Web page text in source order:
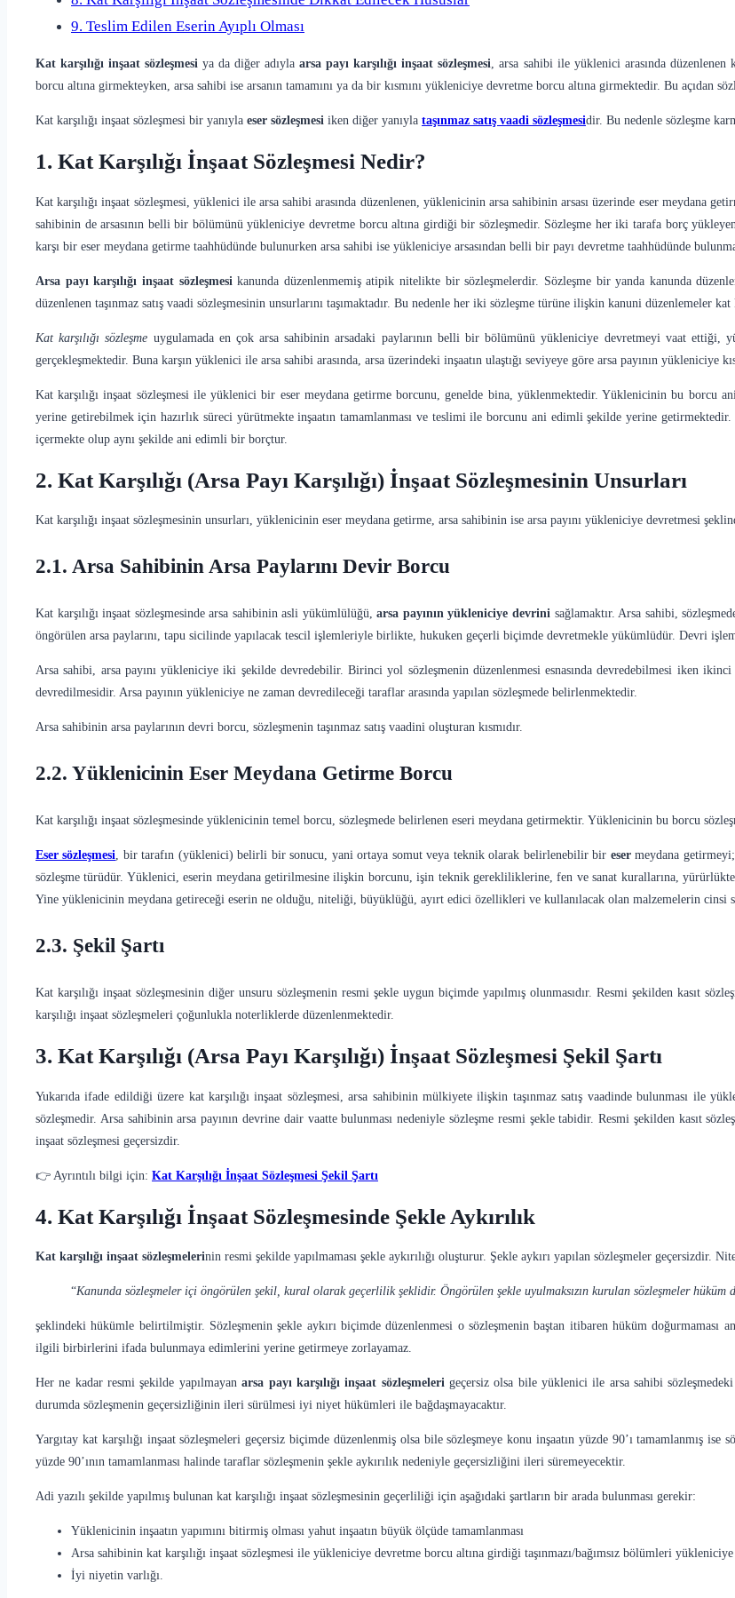
9. Teslim Edilen Eserin Ayıplı Olması
Kat karşılığı inşaat sözleşmesi ya da diğer adıylaarsa payı karşılığı inşaat sözleşmesi, arsa sahibi ile yüklenici arasında
borcu altına girmekteyken, arsa sahibi ise arsanın tamamını ya da bir kısmını yükleniciye devretme borcu altına girmektedir. Bu açıdan
Kat karşılığı inşaat sözleşmesi bir yanıyla eser sözleşmesi iken diğer yanıyla taşınmaz satış vaadi sözleşmesidir. Bu nedenle sözleşme
1. Kat Karşılığı İnşaat Sözleşmesi Nedir?
Kat karşılığı inşaat sözleşmesi, yüklenici ile arsa sahibi arasında düzenlenen, yüklenicinin arsa sahibinin arsası üzerinde eser meydana
sahibinin de arsasının belli bir bölümünü yükleniciye devretme borcu altına girdiği bir sözleşmedir. Sözleşme her iki tarafa borç
karşı bir eser meydana getirme taahhüdünde bulunurken arsa sahibi ise yükleniciye arsasından belli bir payı devretme taahhüdünde
Arsa payı karşılığı inşaat sözleşmesi kanunda düzenlenmemiş atipik nitelikte bir sözleşmelerdir. Sözleşme bir yanda kanunda
düzenlenen taşınmaz satış vaadi sözleşmesinin unsurlarını taşımaktadır. Bu nedenle her iki sözleşme türüne ilişkin kanuni düzenlemeler kat
Kat karşılığı sözleşme uygulamada en çok arsa sahibinin arsadaki paylarının belli bir bölümünü yükleniciye devretmeyi vaat
gerçekleşmektedir. Buna karşın yüklenici ile arsa sahibi arasında, arsa üzerindeki inşaatın ulaştığı seviyeye göre arsa payının yükleniciye
Kat karşılığı inşaat sözleşmesi ile yüklenici bir eser meydana getirme borcunu, genelde bina, yüklenmektedir. Yüklenicinin bu borcu
yerine getirebilmek için hazırlık süreci yürütmekte inşaatın tamamlanması ve teslimi ile borcunu ani edimli şekilde yerine
içermekte olup aynı şekilde ani edimli bir borçtur.
2. Kat Karşılığı (Arsa Payı Karşılığı) İnşaat Sözleşmesinin Unsurları
Kat karşılığı inşaat sözleşmesinin unsurları, yüklenicinin eser meydana getirme, arsa sahibinin ise arsa payını yükleniciye devretmesi
2.1. Arsa Sahibinin Arsa Paylarını Devir Borcu
Kat karşılığı inşaat sözleşmesinde arsa sahibinin asli yükümlülüğü,arsa payının yükleniciye devrini sağlamaktır. Arsa sahibi,
öngörülen arsa paylarını, tapu sicilinde yapılacak tescil işlemleriyle birlikte, hukuken geçerli biçimde devretmekle yükümlüdür. Devri
Arsa sahibi, arsa payını yükleniciye iki şekilde devredebilir. Birinci yol sözleşmenin düzenlenmesi esnasında devredebilmesi iken ikinci
devredilmesidir. Arsa payının yükleniciye ne zaman devredileceği taraflar arasında yapılan sözleşmede belirlenmektedir.
Arsa sahibinin arsa paylarının devri borcu, sözleşmenin taşınmaz satış vaadini oluşturan kısmıdır.
2.2. Yüklenicinin Eser Meydana Getirme Borcu
Kat karşılığı inşaat sözleşmesinde yüklenicinin temel borcu, sözleşmede belirlenen eseri meydana getirmektir. Yüklenicinin bu borcu
Eser sözleşmesi, bir tarafın (yüklenici) belirli bir sonucu, yani ortaya somut veya teknik olarak belirlenebilir bir esermeydana getirmeyi;
sözleşme türüdür. Yüklenici, eserin meydana getirilmesine ilişkin borcunu, işin teknik gerekliliklerine, fen ve sanat kurallarına,
Yine yüklenicinin meydana getireceği eserin ne olduğu, niteliği, büyüklüğü, ayırt edici özellikleri ve kullanılacak olan malzemelerin cinsi
2.3. Şekil Şartı
Kat karşılığı inşaat sözleşmesinin diğer unsuru sözleşmenin resmi şekle uygun biçimde yapılmış olunmasıdır. Resmi şekilden kasıt
karşılığı inşaat sözleşmeleri çoğunlukla noterliklerde düzenlenmektedir.
3. Kat Karşılığı (Arsa Payı Karşılığı) İnşaat Sözleşmesi Şekil Şartı
Yukarıda ifade edildiği üzere kat karşılığı inşaat sözleşmesi, arsa sahibinin mülkiyete ilişkin taşınmaz satış vaadinde bulunması ile
sözleşmedir. Arsa sahibinin arsa payının devrine dair vaatte bulunması nedeniyle sözleşme resmi şekle tabidir. Resmi şekilden kasıt
inşaat sözleşmesi geçersizdir.
👉 Ayrıntılı bilgi için: Kat Karşılığı İnşaat Sözleşmesi Şekil Şartı
4. Kat Karşılığı İnşaat Sözleşmesinde Şekle Aykırılık
Kat karşılığı inşaat sözleşmelerinin resmi şekilde yapılmaması şekle aykırılığı oluşturur. Şekle aykırı yapılan sözleşmeler geçersizdir.
“Kanunda sözleşmeler içi öngörülen şekil, kural olarak geçerlilik şeklidir. Öngörülen şekle uyulmaksızın kurulan sözleşmeler hüküm
şeklindeki hükümle belirtilmiştir. Sözleşmenin şekle aykırı biçimde düzenlenmesi o sözleşmenin baştan itibaren hüküm doğurmaması
ilgili birbirlerini ifada bulunmaya edimlerini yerine getirmeye zorlayamaz.
Her ne kadar resmi şekilde yapılmayanarsa payı karşılığı inşaat sözleşmelerigeçersiz olsa bile yüklenici ile arsa sahibi
durumda sözleşmenin geçersizliğinin ileri sürülmesi iyi niyet hükümleri ile bağdaşmayacaktır.
Yargıtay kat karşılığı inşaat sözleşmeleri geçersiz biçimde düzenlenmiş olsa bile sözleşmeye konu inşaatın yüzde 90’ı tamamlanmış
yüzde 90’ının tamamlanması halinde taraflar sözleşmenin şekle aykırılık nedeniyle geçersizliğini ileri süremeyecektir.
Adi yazılı şekilde yapılmış bulunan kat karşılığı inşaat sözleşmesinin geçerliliği için aşağıdaki şartların bir arada bulunması gerekir:
Yüklenicinin inşaatın yapımını bitirmiş olması yahut inşaatın büyük ölçüde tamamlanması
Arsa sahibinin kat karşılığı inşaat sözleşmesi ile yükleniciye devretme borcu altına girdiği taşınmazı/bağımsız bölümleri
İyi niyetin varlığı.